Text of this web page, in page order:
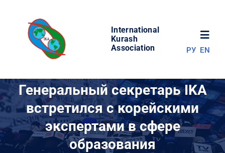
content
International
Kurash
Association
МИР КУРАША
ОБ АССОЦИАЦИИ
РУ EN
Генеральный секретарь IKA
встретился с корейскими
экспертами в сфере
образования